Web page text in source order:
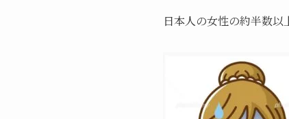
日本人の女性の約半数以